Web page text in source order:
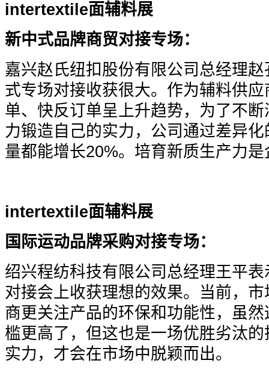
intertextile面辅料展
新中式品牌商贸对接专场：
嘉兴赵氏纽扣股份有限公司总经理
式专场对接收获很大。作为辅料供
单、快反订单呈上升趋势，为了不
力锻造自己的实力，公司通过差异
量都能增长20%。培育新质生产力
intertextile面辅料展
国际运动品牌采购对接专场：
绍兴程纺科技有限公司总经理王平
对接会上收获理想的效果。当前，
商更关注产品的环保和功能性，虽
槛更高了，但这也是一场优胜劣汰
实力，才会在市场中脱颖而出。